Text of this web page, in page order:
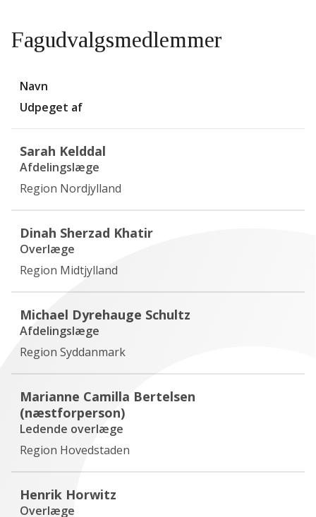
Fagudvalgsmedlemmer
Navn
Udpeget af
Sarah Kelddal
Afdelingslæge
Region Nordjylland
Dinah Sherzad Khatir
Overlæge
Region Midtjylland
Michael Dyrehauge Schultz
Afdelingslæge
Region Syddanmark
Marianne Camilla Bertelsen
(næstforperson)
Ledende overlæge
Region Hovedstaden
Henrik Horwitz
Overlæge